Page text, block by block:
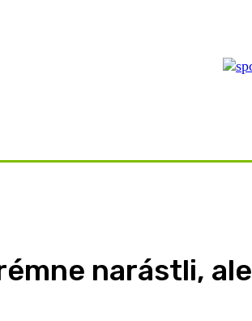
narástli, ale